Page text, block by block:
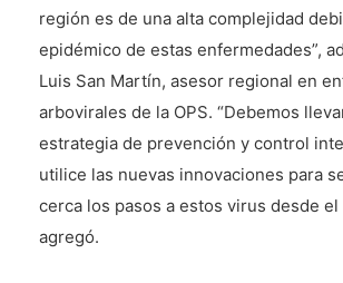
región es de una alta complejidad
epidémico de estas enfermedades”,
Luis San Martín, asesor regional en
arbovirales de la OPS. “Debemos
estrategia de prevención y control
utilice las nuevas innovaciones para
cerca los pasos a estos virus desde el
agregó.